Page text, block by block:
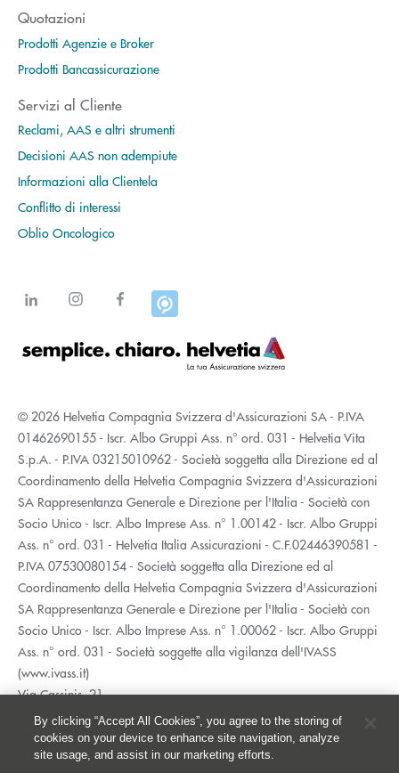
Quotazioni
Prodotti Agenzie e Broker
Prodotti Bancassicurazione
Servizi al Cliente
Reclami, AAS e altri strumenti
Decisioni AAS non adempiute
Informazioni alla Clientela
Conflitto di interessi
Oblio Oncologico
© 2026 Helvetia Compagnia Svizzera d'Assicurazioni SA - P.IVA
01462690155 - Iscr. Albo Gruppi Ass. n° ord. 031 - Helvetia Vita
S.p.A. - P.IVA 03215010962 - Società soggetta alla Direzione ed al
Coordinamento della Helvetia Compagnia Svizzera d'Assicurazioni
SA Rappresentanza Generale e Direzione per l'Italia - Società con
Socio Unico - Iscr. Albo Imprese Ass. n° 1.00142 - Iscr. Albo Gruppi
Ass. n° ord. 031 - Helvetia Italia Assicurazioni - C.F.02446390581 -
P.IVA 07530080154 - Società soggetta alla Direzione ed al
Coordinamento della Helvetia Compagnia Svizzera d'Assicurazioni
SA Rappresentanza Generale e Direzione per l'Italia - Società con
Socio Unico - Iscr. Albo Imprese Ass. n° 1.00062 - Iscr. Albo Gruppi
Ass. n° ord. 031 - Società soggette alla vigilanza dell'IVASS
(www.ivass.it)
Via Cassinis, 21
20139 Milano
02 5351.1
Accessibilità
By clicking “Accept All Cookies”, you agree to the storing of
cookies on your device to enhance site navigation, analyze
site usage, and assist in our marketing efforts.